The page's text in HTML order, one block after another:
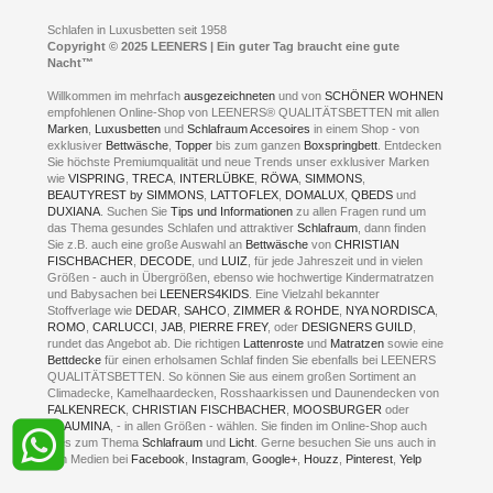
Jobs
Fotoalbum
Kontakt
Neuer Showroom für unsere Onlineartikel.
Kontakt via:WhatsApp
Kontakt via:eMail
mögliche Zeiten für eine Showroom Terminreservierung
MO und DI geschlossen
MI - FR 11 bis 17 Uhr
SA 11 bis 15 Uhr
ONLINEBERATUNG UND
TERMIN- RESERVIERUNG
+49 (0) 2331 408 11
+49 (0) 1633 688 213
Schlafen in Luxusbetten seit 1958
Copyright © 2025 LEENERS | Ein guter Tag braucht eine gute
Nacht™
Willkommen im mehrfachausgezeichnetenund vonSCHÖNER WOHNEN
empfohlenen Online-Shop von LEENERS® QUALITÄTSBETTEN mit allen
Marken Luxusbetten undSchlafraum Accesoires in einem Shop - von
exklusiver Bettwäsche ,Topper bis zum ganzen Boxspringbett . Entdecken
Sie höchste Premiumqualität und neue Trends unser exklusiver Marken
wieVISPRING ,TRECA INTERLÜBKE RÖWA ,SIMMONS
BEAUTYREST by SIMMONS LATTOFLEX DOMALUX ,QBEDS und
DUXIANA . Suchen SieTips und Informationen zu allen Fragen rund um
das Thema gesundes Schlafen und attraktiverSchlafraum , dann finden
Sie z.B. auch eine große Auswahl an Bettwäsche vonCHRISTIAN
FISCHBACHER
DECODE , und LUIZ , für jede Jahreszeit und in vielen
Größen - auch in Übergrößen, ebenso wie hochwertige Kindermatratzen
und Babysachen bei LEENERS4KIDS . Eine Vielzahl bekannter
Stoffverlage wie DEDAR ,SAHCO ,ZIMMER & ROHDE NYA NORDISCA
ROMO ,CARLUCCI ,JAB PIERRE FREY, oder DESIGNERS GUILD
rundet das Angebot ab. Die richtigen Lattenroste und Matratzen sowie eine
Bettdecke für einen erholsamen Schlaf finden Sie ebenfalls bei LEENERS
QUALITÄTSBETTEN. So können Sie aus einem großen Sortiment an
Climadecke, Kamelhaardecken, Rosshaarkissen und Daunendecken von
FALKENRECK ,CHRISTIAN FISCHBACHER MOOSBURGER oder
TRAUMINA , - in allen Größen - wählen. Sie finden im Online-Shop auch
alles zum ThemaSchlafraum und Licht . Gerne besuchen Sie uns auch in
den Medien bei Facebook Instagram ,Google+ Houzz Pinterest ,Yelp